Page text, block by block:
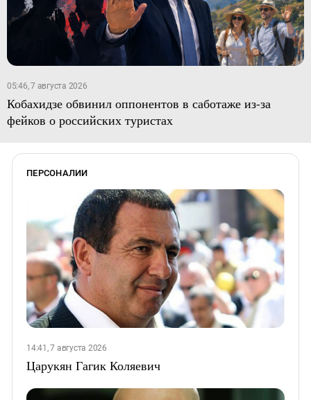
05:46, 7 августа 2026
Кобахидзе обвинил оппонентов в саботаже из-за
фейков о российских туристах
ПЕРСОНАЛИИ
14:41, 7 августа 2026
Царукян Гагик Коляевич